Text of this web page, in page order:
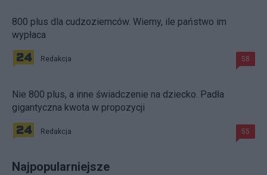
800 plus dla cudzoziemców. Wiemy, ile państwo im
wypłaca
Redakcja 58
Nie 800 plus, a inne świadczenie na dziecko. Padła
gigantyczna kwota w propozycji
Redakcja 55
Najpopularniejsze